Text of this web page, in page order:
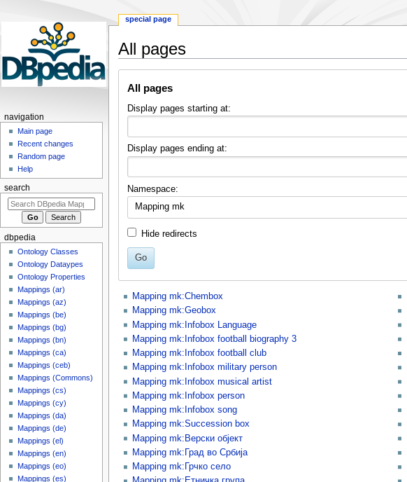
All pages
All pages
Display pages starting at:
Display pages ending at:
Namespace:
Mapping mk
Hide redirects
Go
Mapping mk:Chembox
Mapping mk:Geobox
Mapping mk:Infobox Language
Mapping mk:Infobox football biography 3
Mapping mk:Infobox football club
Mapping mk:Infobox military person
Mapping mk:Infobox musical artist
Mapping mk:Infobox person
Mapping mk:Infobox song
Mapping mk:Succession box
Mapping mk:Верски објект
Mapping mk:Град во Србија
Mapping mk:Грчко село
special page
navigation
Main page
Recent changes
Random page
Help
search
dbpedia
Ontology Classes
Ontology Dataypes
Ontology Properties
Mappings (ar)
Mappings (az)
Mappings (be)
Mappings (bg)
Mappings (bn)
Mappings (ca)
Mappings (ceb)
Mappings (Commons)
Mappings (cs)
Mappings (cy)
Mappings (da)
Mappings (de)
Mappings (el)
Mappings (en)
Mappings (eo)
Mappings (es)